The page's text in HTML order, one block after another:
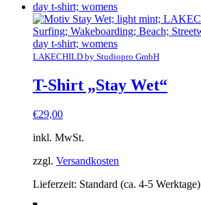
auf.
Die
können
der
Produktseite
LAKECHILD by Studiopro GmbH
T-Shirt „Stay Wet“
€29,00
inkl. MwSt.
zzgl. Versandkosten
Lieferzeit: Standard (ca. 4-5 Werktage)